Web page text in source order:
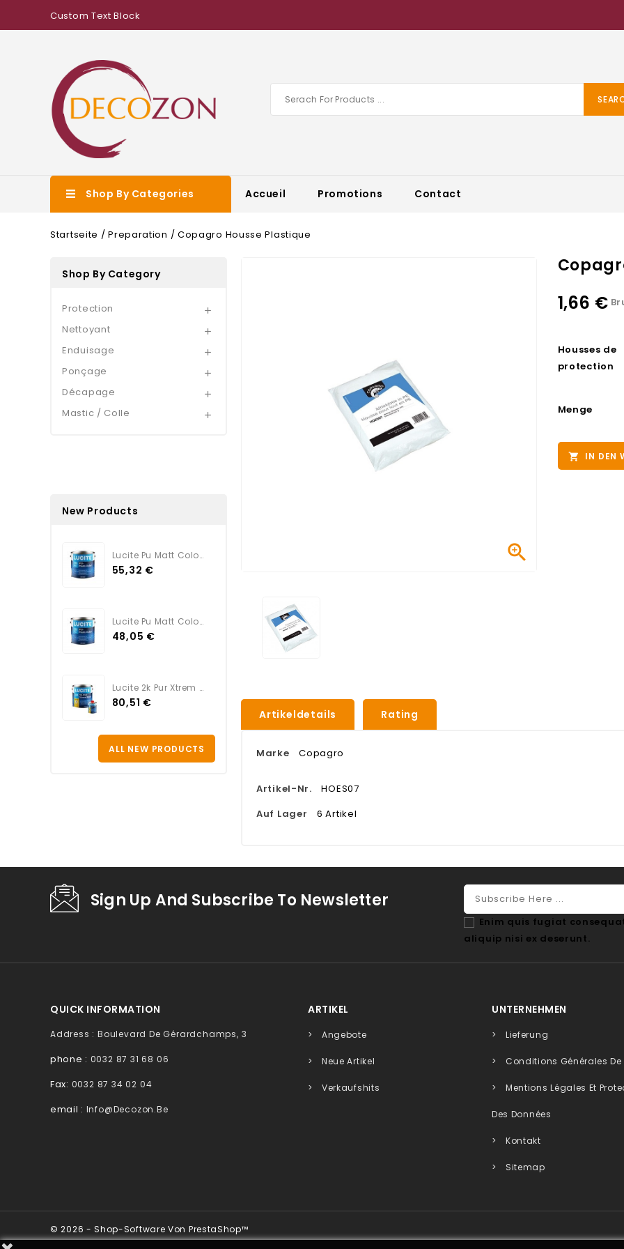
Custom Text Block
Shop By Categories Accueil Promotions Contact
Startseite Preparation Copagro Housse Plastique
Shop By Category
Protection 
Nettoyant 
Enduisage 
Ponçage 
Décapage 
Mastic / Colle 
New Products
Lucite Pu Matt Color TEINTE
55,32 €
Lucite Pu Matt Color BLANC
48,05 €
Lucite 2k Pur Xtrem Satin...
80,51 €
ALL NEW PRODUCTS

1,66 €
Housses de
protection
Menge
 IN DEN
Artikeldetails Rating
Marke Copagro
Artikel-Nr.
HOES07
Auf Lager
6 Artikel
Sign Up And Subscribe To Newsletter
Enim quis fugiat
aliquip nisi ex deserunt.
QUICK INFORMATION
Address : Boulevard De Gérardchamps, 3
phone : 0032 87 31 68 06
Fax: 0032 87 34 02 04
email : Info@decozon.be
ARTIKEL
Angebote
Neue Artikel
Verkaufshits
UNTERNEHMEN
Lieferung
Conditions Générales De
Mentions Légales Et
Des Données
Kontakt
Sitemap
© 2026 - Shop-Software Von PrestaShop™